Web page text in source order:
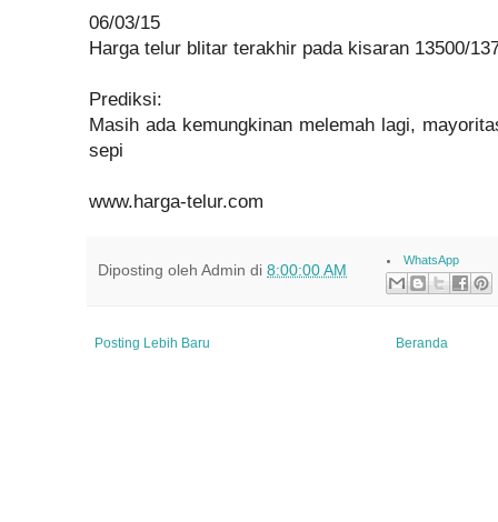
06/03/15
Harga telur blitar terakhir pada kisaran 13500/
Prediksi:
Masih ada kemungkinan melemah lagi,
sepi
www.harga-telur.com
Diposting oleh Admin di 8:00:00 AM
WhatsApp
Posting Lebih Baru Beranda